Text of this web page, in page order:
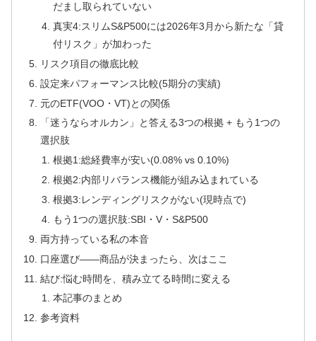
だまし取られていない
真実4:スリムS&P500には2026年3月から新たな「貸
付リスク」が加わった
リスク項目の徹底比較
設定来パフォーマンス比較(5期分の実績)
元のETF(VOO・VT)との関係
「迷うならオルカン」と答える3つの根拠 + もう1つの
選択肢
根拠1:総経費率が安い(0.08% vs 0.10%)
根拠2:内部リバランス機能が組み込まれている
根拠3:レンディングリスクがない(現時点で)
もう1つの選択肢:SBI・V・S&P500
両方持っている私の本音
口座選び——商品が決まったら、次はここ
結び:悩む時間を、積み立てる時間に変える
本記事のまとめ
参考資料